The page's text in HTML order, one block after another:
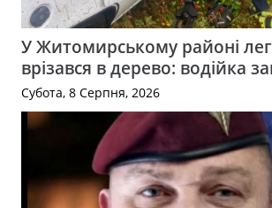
У Житомирському районі
врізався в дерево: водійка
Субота, 8 Серпня, 2026